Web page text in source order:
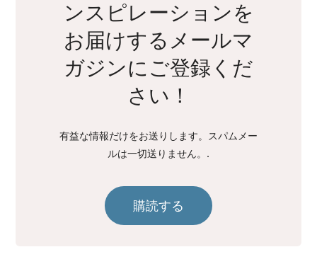
ンスピレーションを
お届けするメールマ
ガジンにご登録くだ
さい！
有益な情報だけをお送りします。スパムメー
ルは一切送りません。.
購読する